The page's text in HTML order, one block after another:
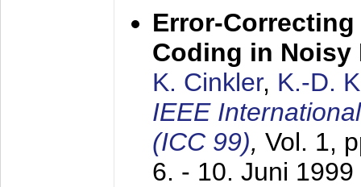
Error-
Coding in Noisy
K. Cinkler, K.-D.
IEEE
(ICC 99), Vol. 1,
6. - 10. Juni 1999